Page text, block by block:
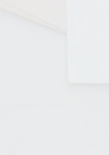
Label1
нажатия второй